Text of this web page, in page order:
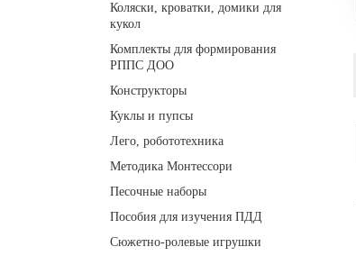
Коляски, кроватки, домики для
кукол
Комплекты для формирования
РППС ДОО
Конструкторы
Куклы и пупсы
Лего, робототехника
Методика Монтессори
Песочные наборы
Пособия для изучения ПДД
Сюжетно-ролевые игрушки